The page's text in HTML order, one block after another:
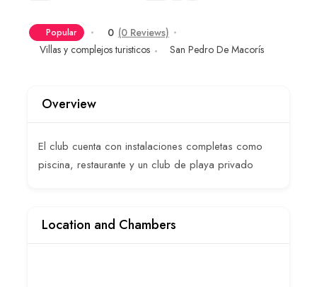
Popular 0 (0 Reviews)
Villas y complejos turisticos
San Pedro De Macorís
Overview
El club cuenta con instalaciones completas como
piscina, restaurante y un club de playa privado
Location and Chambers